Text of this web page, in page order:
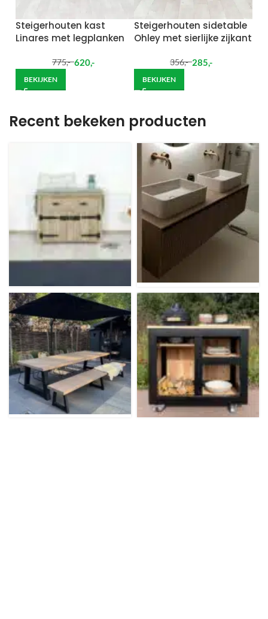
Steigerhouten kast
Linares met legplanken
775,- 620,-
BEKIJKEN
Steigerhouten sidetable
Ohley met sierlijke zijkant
356,- 285,-
BEKIJKEN
Recent bekeken producten